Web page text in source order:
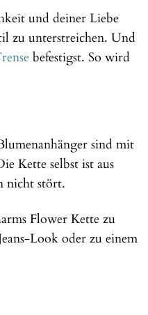
und deiner Liebe
zu unterstreichen. Und
befestigst. So wird
sind mit
Kette selbst ist aus
nicht stört.
Flower Kette zu
Look oder zu einem